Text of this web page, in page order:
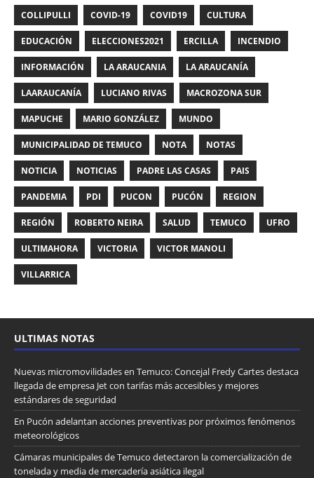
COLLIPULLI COVID-19 COVID19 CULTURA
EDUCACIÓN ELECCIONES2021 ERCILLA INCENDIO
INFORMACIÓN LA ARAUCANIA LA ARAUCANÍA
LAARAUCANÍA LUCIANO RIVAS MACROZONA SUR
MAPUCHE MARIO GONZÁLEZ MUNDO
MUNICIPALIDAD DE TEMUCO NOTA NOTAS
NOTICIA NOTICIAS PADRE LAS CASAS PAIS
PANDEMIA PDI PUCON PUCÓN REGION
REGIÓN ROBERTO NEIRA SALUD TEMUCO UFRO
ULTIMAHORA VICTORIA VICTOR MANOLI
VILLARRICA
ULTIMAS NOTAS
Nuevas micromovilidades en Temuco: Concejal Fredy Cartes destaca
llegada de empresa Jet con tarifas más accesibles y mejores
estándares de seguridad
En Pucón adelantan acciones preventivas por próximos fenómenos
meteorológicos
Cámaras municipales de Temuco detectaron la comercialización de
tonelada y media de mercadería asiática ilegal